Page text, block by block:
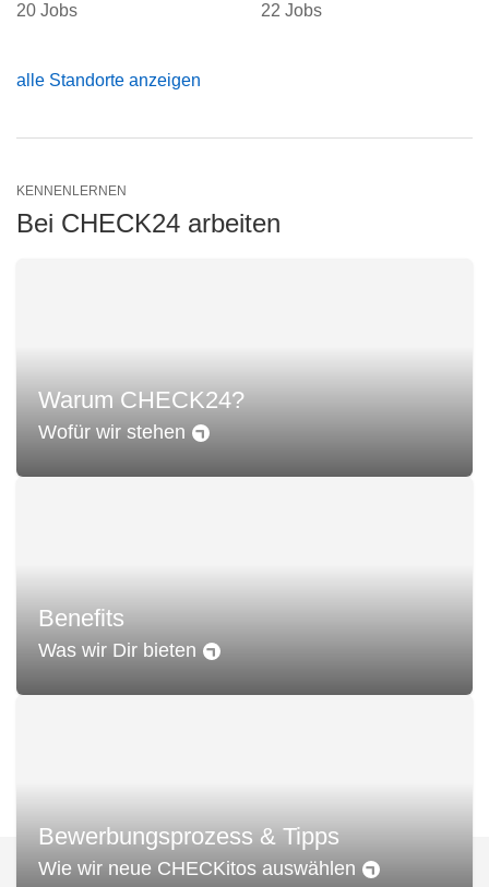
22 Jobs
20 Jobs
alle Standorte anzeigen
KENNENLERNEN
Bei CHECK24 arbeiten
Warum CHECK24?
Wofür wir stehen
Benefits
Was wir Dir bieten
Bewerbungsprozess & Tipps
Wie wir neue CHECKitos auswählen